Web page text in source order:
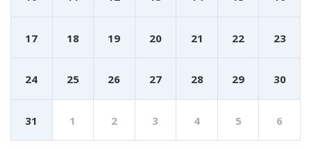
17 18 19 20 21 22 23
24 25 26 27 28 29 30
31 1 2 3 4 5 6